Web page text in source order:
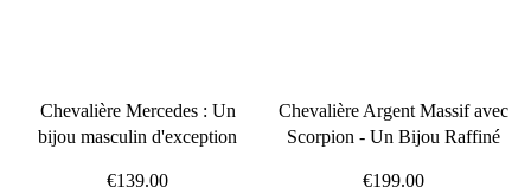
Chevalière Mercedes : Un
bijou masculin d'exception
€139.00
Chevalière Argent Massif avec
Scorpion - Un Bijou Raffiné
€199.00